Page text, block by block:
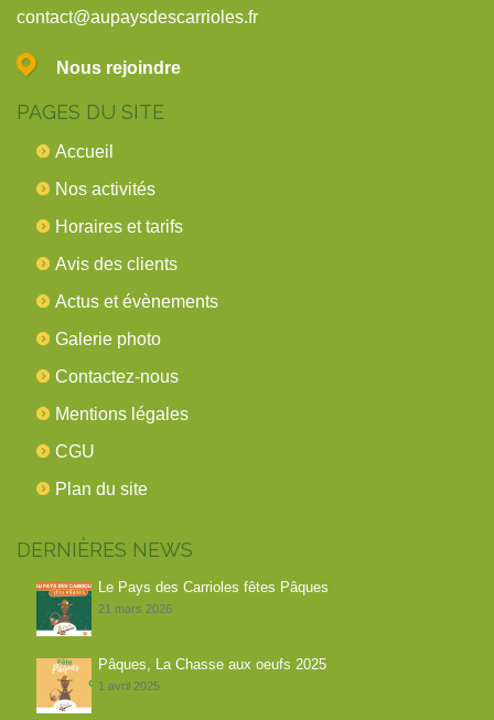
contact@aupaysdescarrioles.fr
Nous rejoindre
PAGES DU SITE
Accueil
Nos activités
Horaires et tarifs
Avis des clients
Actus et évènements
Galerie photo
Contactez-nous
Mentions légales
CGU
Plan du site
DERNIÈRES NEWS
Le Pays des Carrioles fêtes Pâques
21 mars 2026
Pâques, La Chasse aux oeufs 2025
1 avril 2025